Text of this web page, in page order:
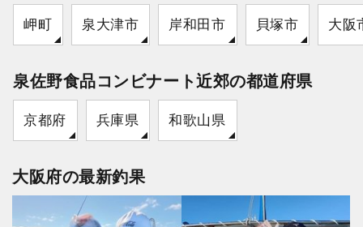
岬町 泉大津市 岸和田市 貝塚市 大阪
泉佐野食品コンビナート近郊の都道府県
京都府 兵庫県 和歌山県
大阪府の最新釣果